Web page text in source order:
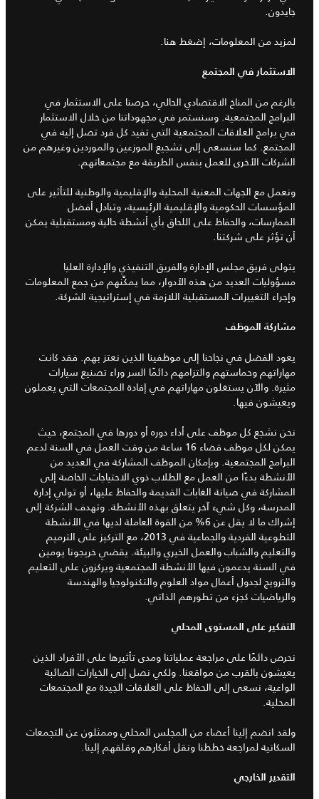
جايدون.
لمزيد من المعلومات، إضغط هنا.
الاستثمار في المجتمع
بالرغم من المناخ الاقتصادي الحالي، حرصنا على الاستثمار في
البرامج المجتمعية. وسنستمر في مجهوداتنا من خلال الاستثمار
في برامج العلاقات المجتمعية التي تفيد كل فرد تصل إليه في
المجتمع. كما سنسعى إلى تشجيع الموزعين والموردين وغيرهم من
الشركات الأخرى للعمل بنفس الطريقة مع مجتمعاتهم.
ونعمل مع الجهات المعنية المحلية والإقليمية والوطنية للتأثير على
المؤسسات الحكومية والإقليمية الرئيسية، وتبادل أفضل
الممارسات، والحفاظ على اللحاق بأي أنشطة حالية ومستقبلية يمكن
أن تؤثر على شركتنا.
يتولى فريق مجلس الإدارة والفريق التنفيذي والإدارة العليا
مسؤوليات العديد من هذه الأدوار، مما يمكِّنهم من جمع المعلومات
وإجراء التغييرات المستقبلية اللازمة في إستراتيجية الشركة.
مشاركة الموظف
يعود الفضل في نجاحنا إلى موظفينا الذين نعتز بهم. فقد كانت
مهاراتهم وحماستهم والتزامهم دائمًا السر وراء تصنيع سيارات
مثيرة. والآن يستغلون مهاراتهم في إفادة المجتمعات التي يعملون
ويعيشون فيها.
نحن نشجع كل موظف على أداء دوره أو دورها في المجتمع، حيث
يمكن لكل موظف قضاء 16 ساعة من وقت العمل في السنة لدعم
البرامج المجتمعية. وبإمكان الموظف المشاركة في العديد من
الأنشطة بدءًا من العمل مع الطلاب ذوي الاحتياجات الخاصة إلى
المشاركة في صيانة الغابات القديمة والحفاظ عليها، أو تولي إدارة
المدرسة، وكل شيء آخر يتعلق بهذه الأنشطة. وتهدف الشركة إلى
إشراك ما لا يقل عن 6% من القوة العاملة لديها في الأنشطة
التطوعية الفردية والجماعية في 2013، مع التركيز على الترميم
والتعليم والشباب والعمل الخيري والبيئة. يقضي خريجونا يومين
في السنة يدعمون فيها الأنشطة المجتمعية ويركزون على التعليم
والترويج لجدول أعمال مواد العلوم والتكنولوجيا والهندسة
والرياضيات كجزء من تطورهم الذاتي.
التفكير على المستوى المحلي
نحرص دائمًا على مراجعة عملياتنا ومدى تأثيرها على الأفراد الذين
يعيشون بالقرب من مواقعنا. ولكي نصل إلى الخيارات الصائبة
الواعية، نسعى إلى الحفاظ على العلاقات الجيدة مع المجتمعات
المحلية.
ولقد انضم إلينا أعضاء من المجلس المحلي وممثلون عن التجمعات
السكانية لمراجعة خططنا ونقل أفكارهم وقلقهم إلينا.
التقدير الخارجي